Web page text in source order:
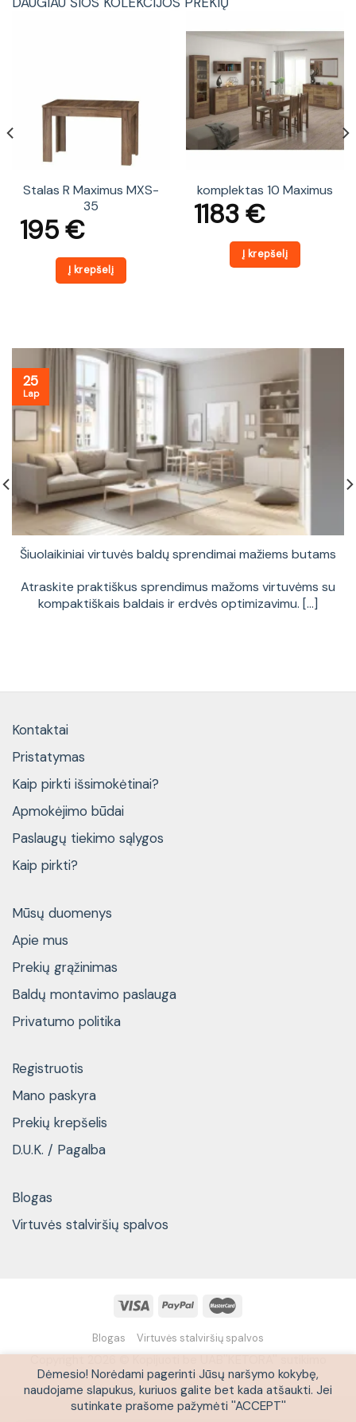
Stalas R Maximus MXS-
35
195€
Į krepšelį
komplektas 10 Maximus
1183€
Į krepšelį
Šiuolaikiniai virtuvės baldų sprendimai mažiems butams
Atraskite praktiškus sprendimus mažoms virtuvėms su
kompaktiškais baldais ir erdvės optimizavimu. [...]
25
Lap
Kontaktai
Pristatymas
Kaip pirkti išsimokėtinai?
Apmokėjimo būdai
Paslaugų tiekimo sąlygos
Kaip pirkti?
Mūsų duomenys
Apie mus
Prekių grąžinimas
Baldų montavimo paslauga
Privatumo politika
Registruotis
Mano paskyra
Prekių krepšelis
D.U.K. / Pagalba
Blogas
Virtuvės stalviršių spalvos
Blogas Virtuvės stalviršių spalvos
Copyright 2026 © Kopijuoti be UAB''KETORA'' sutikimo
draudžiama
Dėmesio! Norėdami pagerinti Jūsų naršymo kokybę,
naudojame slapukus, kuriuos galite bet kada atšaukti. Jei
sutinkate prašome pažymėti ''ACCEPT''